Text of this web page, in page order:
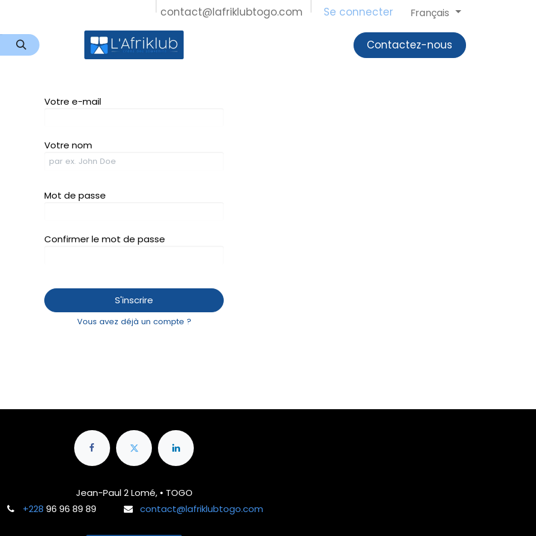
contact@lafriklubtogo.com Se connecter Français
Contactez-nous
Votre e-mail
Votre nom
Mot de passe
Confirmer le mot de passe
S'inscrire
Vous avez déjà un compte ?
Jean-Paul 2 Lomé, • TOGO
+228 96 96 89 89 contact@lafriklubtogo.com